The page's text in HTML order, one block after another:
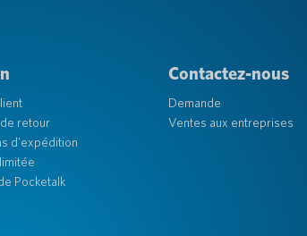
retour
d'expédition
Pocketalk
Contactez-nous
Demande
Ventes aux entreprises